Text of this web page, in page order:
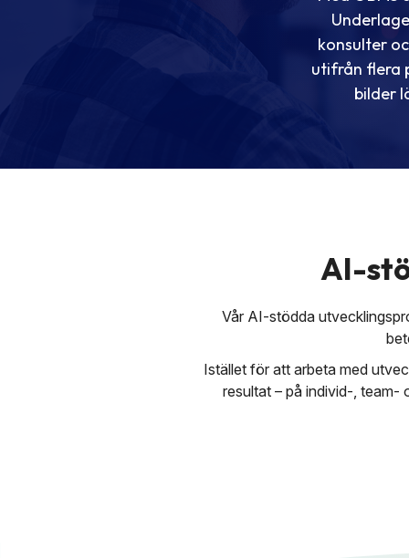
konsulter
utifrån flera
bilder
AI-
Vår AI-stödda
Istället för att arbeta med
resultat – på individ-, team-